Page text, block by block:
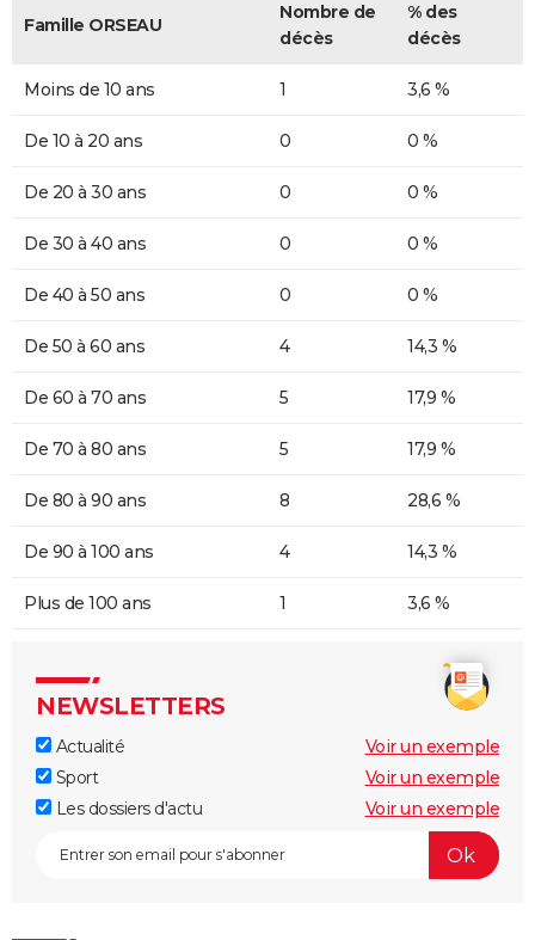
Famille ORSEAU
Nombre de
décès
% des
décès
Moins de 10 ans 1 3,6 %
De 10 à 20 ans 0 0 %
De 20 à 30 ans 0 0 %
De 30 à 40 ans 0 0 %
De 40 à 50 ans 0 0 %
De 50 à 60 ans 4 14,3 %
De 60 à 70 ans 5 17,9 %
De 70 à 80 ans 5 17,9 %
De 80 à 90 ans 8 28,6 %
De 90 à 100 ans 4 14,3 %
Plus de 100 ans 1 3,6 %
NEWSLETTERS
Actualité
Voir un exemple
Sport
Voir un exemple
Les dossiers d'actu
Voir un exemple